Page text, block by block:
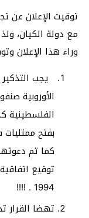
توقيت الإعلان عن
مع دولة الكيان،
وراء هذا الإعلان
يجب
الأوروبية
الفلسطينية
بفتح
توقيع
1994 . !!!!
تهضا القرار